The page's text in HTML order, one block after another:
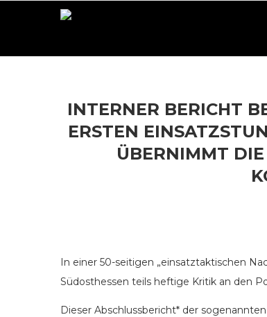
INTERNER BERICHT
ERSTEN
ÜBERNIMMT
In einer 50-seitigen „einsatztaktischen
Südosthessen teils heftige Kritik an den
Dieser Abschlussbericht* der